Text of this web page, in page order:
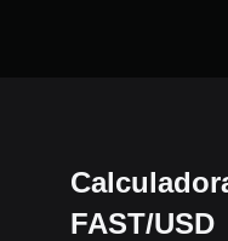
FAST/USD